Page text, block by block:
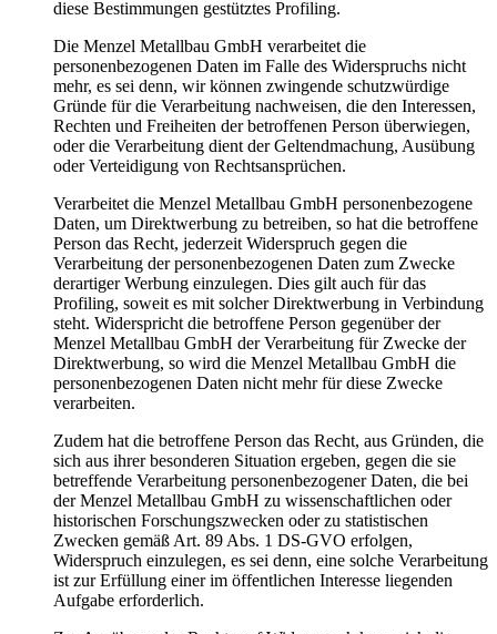
diese Bestimmungen gestütztes Profiling.
Die Menzel Metallbau GmbH verarbeitet die
personenbezogenen Daten im Falle des Widerspruchs nicht
mehr, es sei denn, wir können zwingende schutzwürdige
Gründe für die Verarbeitung nachweisen, die den Interessen,
Rechten und Freiheiten der betroffenen Person überwiegen,
oder die Verarbeitung dient der Geltendmachung, Ausübung
oder Verteidigung von Rechtsansprüchen.
Verarbeitet die Menzel Metallbau GmbH personenbezogene
Daten, um Direktwerbung zu betreiben, so hat die betroffene
Person das Recht, jederzeit Widerspruch gegen die
Verarbeitung der personenbezogenen Daten zum Zwecke
derartiger Werbung einzulegen. Dies gilt auch für das
Profiling, soweit es mit solcher Direktwerbung in Verbindung
steht. Widerspricht die betroffene Person gegenüber der
Menzel Metallbau GmbH der Verarbeitung für Zwecke der
Direktwerbung, so wird die Menzel Metallbau GmbH die
personenbezogenen Daten nicht mehr für diese Zwecke
verarbeiten.
Zudem hat die betroffene Person das Recht, aus Gründen, die
sich aus ihrer besonderen Situation ergeben, gegen die sie
betreffende Verarbeitung personenbezogener Daten, die bei
der Menzel Metallbau GmbH zu wissenschaftlichen oder
historischen Forschungszwecken oder zu statistischen
Zwecken gemäß Art. 89 Abs. 1 DS-GVO erfolgen,
Widerspruch einzulegen, es sei denn, eine solche Verarbeitung
ist zur Erfüllung einer im öffentlichen Interesse liegenden
Aufgabe erforderlich.